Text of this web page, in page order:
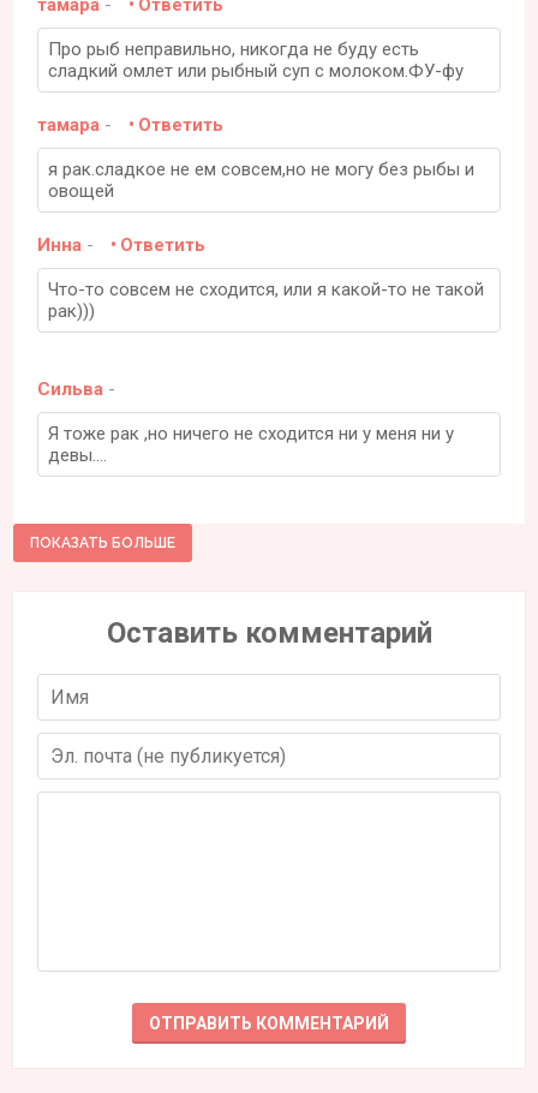
Про рыб неправильно, никогда не буду есть
сладкий омлет или рыбный суп с молоком.ФУ-фу
тамара - Ответить
я рак.сладкое не ем совсем,но не могу без рыбы и
овощей
Инна - Ответить
Что-то совсем не сходится, или я какой-то не такой
рак)))
Сильва -
Я тоже рак ,но ничего не сходится ни у меня ни у
девы....
ПОКАЗАТЬ БОЛЬШЕ
Оставить комментарий